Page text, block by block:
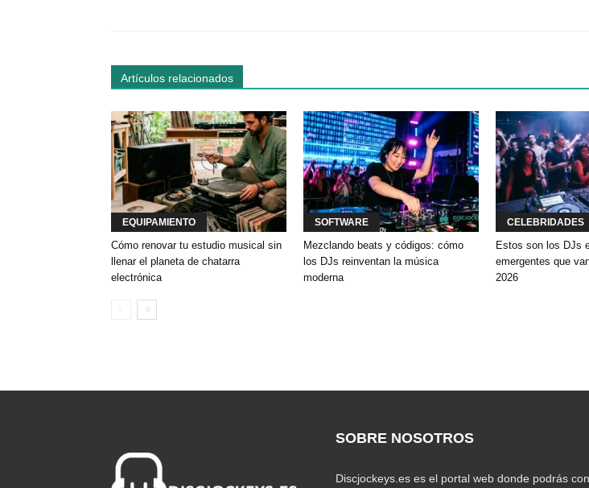
Artículos relacionados
EQUIPAMIENTO
Cómo renovar tu estudio musical sin
llenar el planeta de chatarra
electrónica
SOFTWARE
Mezclando beats y códigos: cómo
los DJs reinventan la música
moderna
CELEBRIDADES
Estos son los DJs
emergentes que
2026
SOBRE NOSOTROS
Discjockeys.es es el portal web donde podrás